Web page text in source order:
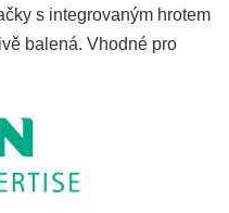
s integrovaným hrotem
balená. Vhodné pro